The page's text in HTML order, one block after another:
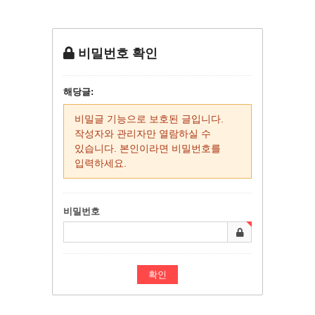
비밀번호 확인
해당글:
비밀글 기능으로 보호된 글입니다.
작성자와 관리자만 열람하실 수
있습니다. 본인이라면 비밀번호를
입력하세요.
비밀번호